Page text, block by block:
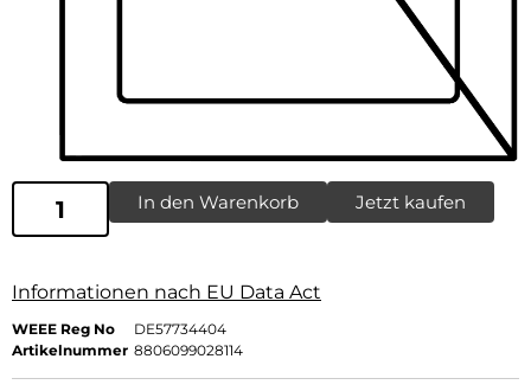
In den Warenkorb Jetzt kaufen
Informationen nach EU Data Act
WEEE Reg No
DE57734404
Artikelnummer 8806099028114